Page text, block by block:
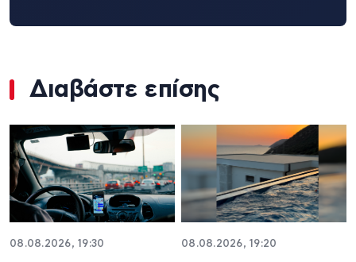
Διαβάστε επίσης
08.08.2026, 19:30 08.08.2026, 19:20